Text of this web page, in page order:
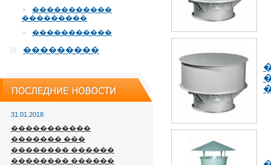
�����������
���������
�����������
���������
31.01.2018
�����������
������� ���
�������� ������
�������� ������